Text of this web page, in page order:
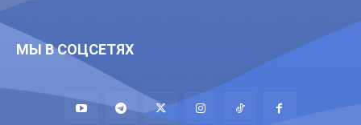
МЫ В СОЦСЕТЯХ